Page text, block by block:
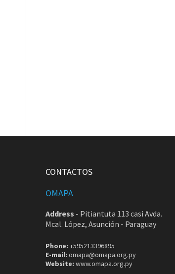
CONTACTOS
OMAPA
Address - Pitiantuta 113 casi Avda.
Mcal. López, Asunción - Paraguay
Phone: +595213396895
E-mail: omapa@omapa.org.py
Website: www.omapa.org.py